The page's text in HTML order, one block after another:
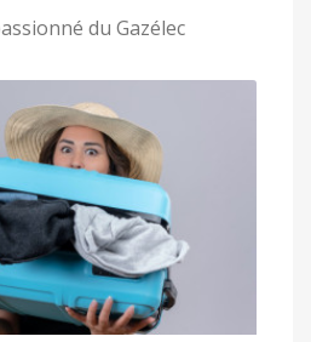
du Gazélec